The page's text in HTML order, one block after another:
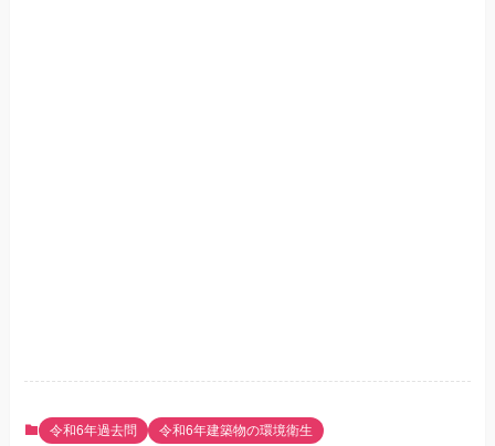
令和6年過去問 令和6年建築物の環境衛生